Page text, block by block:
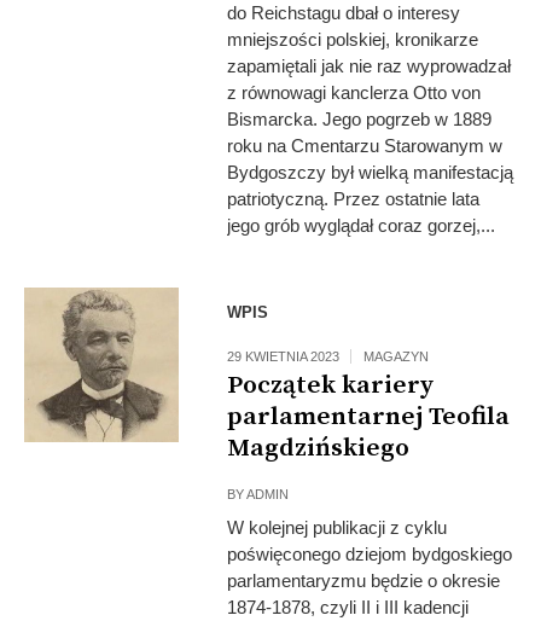
do Reichstagu dbał o interesy
mniejszości polskiej, kronikarze
zapamiętali jak nie raz wyprowadzał
z równowagi kanclerza Otto von
Bismarcka. Jego pogrzeb w 1889
roku na Cmentarzu Starowanym w
Bydgoszczy był wielką manifestacją
patriotyczną. Przez ostatnie lata
jego grób wyglądał coraz gorzej,...
WPIS
29 KWIETNIA 2023 MAGAZYN
Początek kariery
parlamentarnej Teofila
Magdzińskiego
BYADMIN
W kolejnej publikacji z cyklu
poświęconego dziejom bydgoskiego
parlamentaryzmu będzie o okresie
1874-1878, czyli II i III kadencji